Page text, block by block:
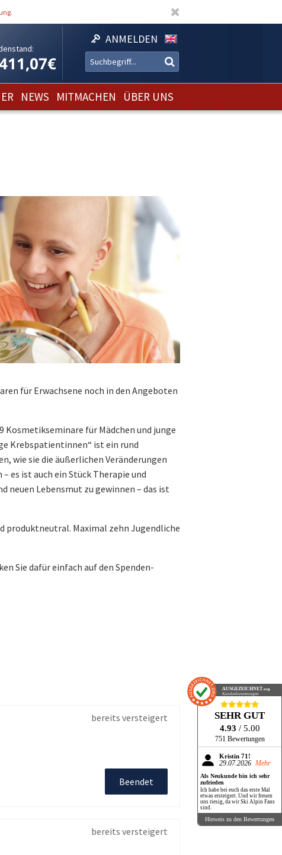
.
ANMELDEN
NEWS MITMACHEN ÜBER UNS
für Erwachsene noch in den Angeboten
Kosmetikseminare für Mädchen und junge
Krebspatientinnen“ ist ein rund
wie sie die äußerlichen Veränderungen
es ist auch ein Stück Therapie und
neuen Lebensmut zu gewinnen – das ist
Maximal zehn Jugendliche
Sie dafür einfach auf den Spenden-
bereits versteigert
Beendet
bereits versteigert
AUSGEZEICHNET.org
Kundenbewertungen
SEHR GUT
4.93 / 5.00
751 Bewertungen
Kristin 71!
29.07.2026 Mehr
Als Neukunde bin ich sehr
zufrieden
Ich habe bei euch das erste Mal
etwas ersteigert. Und wir freuen
uns riesig, da wir Ski Alpin Fans
sind.
Hinweis zu den Bewertungen